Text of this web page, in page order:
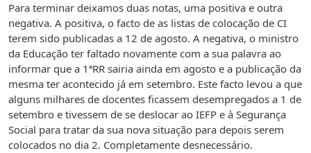
Para terminar deixamos duas notas, uma positiva e outra
negativa. A positiva, o facto de as listas de colocação de CI
terem sido publicadas a 12 de agosto. A negativa, o ministro
da Educação ter faltado novamente com a sua palavra ao
informar que a 1ªRR sairia ainda em agosto e a publicação da
mesma ter acontecido já em setembro. Este facto levou a que
alguns milhares de docentes ficassem desempregados a 1 de
setembro e tivessem de se deslocar ao IEFP e à Segurança
Social para tratar da sua nova situação para depois serem
colocados no dia 2. Completamente desnecessário.